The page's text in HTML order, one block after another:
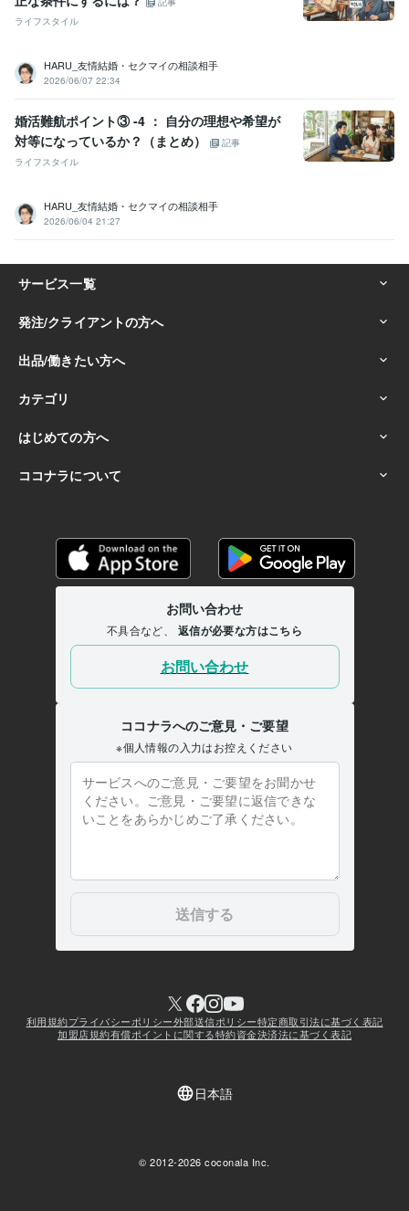
ライフスタイル
HARU_友情結婚・セクマイの相談相手
2026/06/07 22:34
婚活難航ポイント③ -4 ： 自分の理想や希望が
対等になっているか？（まとめ）
記事
ライフスタイル
HARU_友情結婚・セクマイの相談相手
2026/06/04 21:27